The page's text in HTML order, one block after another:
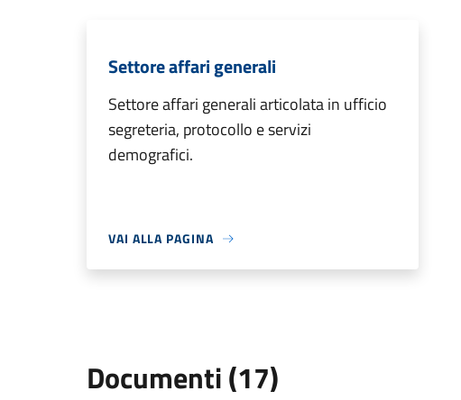
Settore affari generali
Settore affari generali articolata in ufficio
segreteria, protocollo e servizi
demografici.
VAI ALLA PAGINA
Documenti (17)